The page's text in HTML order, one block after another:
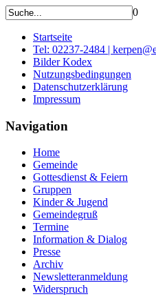
0
Startseite
Tel: 02237-2484 |
Bilder Kodex
Nutzungsbedingungen
Datenschutzerklärung
Impressum
Navigation
Home
Gemeinde
Gottesdienst & Feiern
Gruppen
Kinder & Jugend
Gemeindegruß
Termine
Information & Dialog
Presse
Archiv
Newsletteranmeldung
Widerspruch